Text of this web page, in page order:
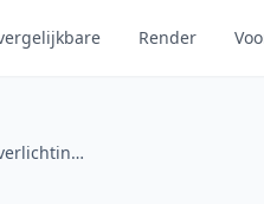
Render
Gezellig zonder somberheid: Hygge-verlichting ontwerpen voor koude seizoenen